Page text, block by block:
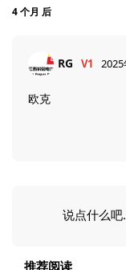
4 个月 后
RG V1
欧克
说点什么吧
推荐阅读